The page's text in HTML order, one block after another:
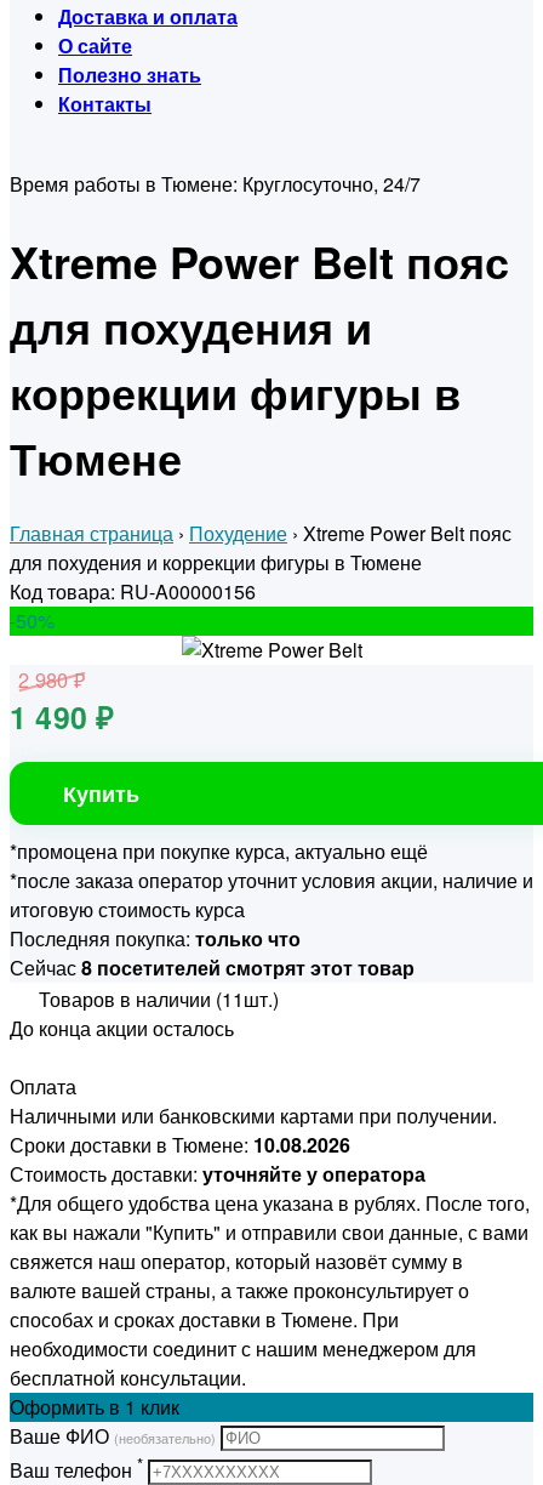
Доставка и оплата
О сайте
Полезно знать
Контакты
Время работы в Тюмене: Круглосуточно, 24/7
Xtreme Power Belt пояс
для похудения и
коррекции фигуры в
Тюмене
Главная страница › Похудение › Xtreme Power Belt пояс
для похудения и коррекции фигуры в Тюмене
Код товара: RU-A00000156
-50%
2 980 ₽
1 490 ₽
Купить
*промоцена при покупке курса, актуально ещё
*после заказа оператор уточнит условия акции, наличие и
итоговую стоимость курса
Последняя покупка: только что
Сейчас8 посетителей смотрят этот товар
Товаров в наличии (11шт.)
До конца акции осталось
Оплата
Наличными или банковскими картами при получении.
Сроки доставки в Тюмене: 10.08.2026
Стоимость доставки: уточняйте у оператора
*Для общего удобства цена указана в рублях. После того,
как вы нажали "Купить" и отправили свои данные, с вами
свяжется наш оператор, который назовёт сумму в
валюте вашей страны, а также проконсультирует о
способах и сроках доставки в Тюмене. При
необходимости соединит с нашим менеджером для
бесплатной консультации.
Оформить в 1 клик
Ваше ФИО (необязательно)
Ваш телефон *